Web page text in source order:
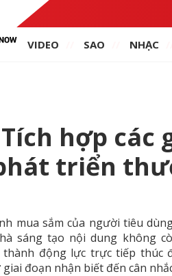
VIDEO SAO NHẠC
hợp các
triển
mua sắm của người tiêu
sáng tạo nội dung không
động lực trực tiếp thúc
đoạn nhận biết đến cân